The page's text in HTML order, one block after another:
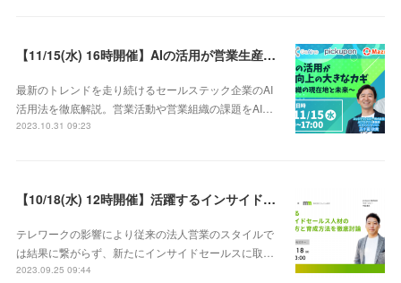
【11/15(水) 16時開催】AIの活用が営業生産性向上の大きなカギ 〜AI×営業組織の現在地と未来〜
最新のトレンドを走り続けるセールステック企業のAI
活用法を徹底解説。営業活動や営業組織の課題をAI…
2023.10.31 09:23
【10/18(水) 12時開催】活躍するインサイドセールス人材の見極め方と育成方法を徹底討論
テレワークの影響により従来の法人営業のスタイルで
は結果に繋がらず、新たにインサイドセールスに取…
2023.09.25 09:44